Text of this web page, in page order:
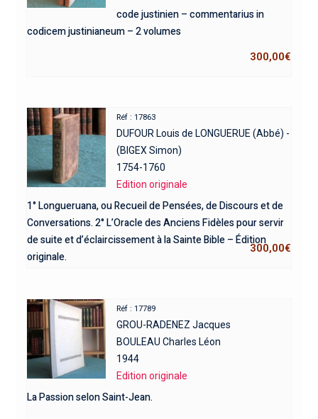
code justinien – commentarius in
codicem justinianeum – 2 volumes
300,00€
Réf : 17863
DUFOUR Louis de LONGUERUE (Abbé) -
(BIGEX Simon)
1754-1760
Edition originale
1° Longueruana, ou Recueil de Pensées, de Discours et de
Conversations. 2° L’Oracle des Anciens Fidèles pour servir
de suite et d’éclaircissement à la Sainte Bible – Édition
originale.
300,00€
Réf : 17789
GROU-RADENEZ Jacques
BOULEAU Charles Léon
1944
Edition originale
La Passion selon Saint-Jean.